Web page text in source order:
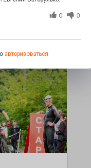
0 0
авторизоваться.